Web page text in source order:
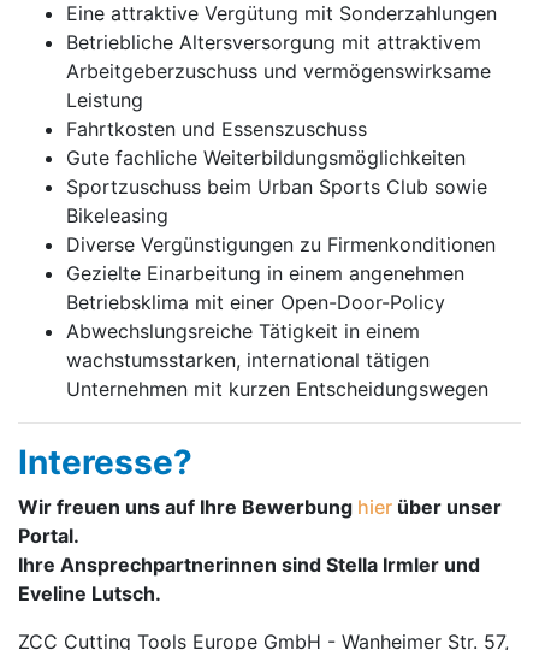
Eine attraktive Vergütung mit Sonderzahlungen
Betriebliche Altersversorgung mit attraktivem
Arbeitgeberzuschuss und vermögenswirksame
Leistung
Fahrtkosten und Essenszuschuss
Gute fachliche Weiterbildungsmöglichkeiten
Sportzuschuss beim Urban Sports Club sowie
Bikeleasing
Diverse Vergünstigungen zu Firmenkonditionen
Gezielte Einarbeitung in einem angenehmen
Betriebsklima mit einer Open-Door-Policy
Abwechslungsreiche Tätigkeit in einem
wachstumsstarken, international tätigen
Unternehmen mit kurzen Entscheidungswegen
Interesse?
Wir freuen uns auf Ihre Bewerbung hier über unser
Portal.
Ihre Ansprechpartnerinnen sind Stella Irmler und
Eveline Lutsch.
ZCC Cutting Tools Europe GmbH - Wanheimer Str. 57,